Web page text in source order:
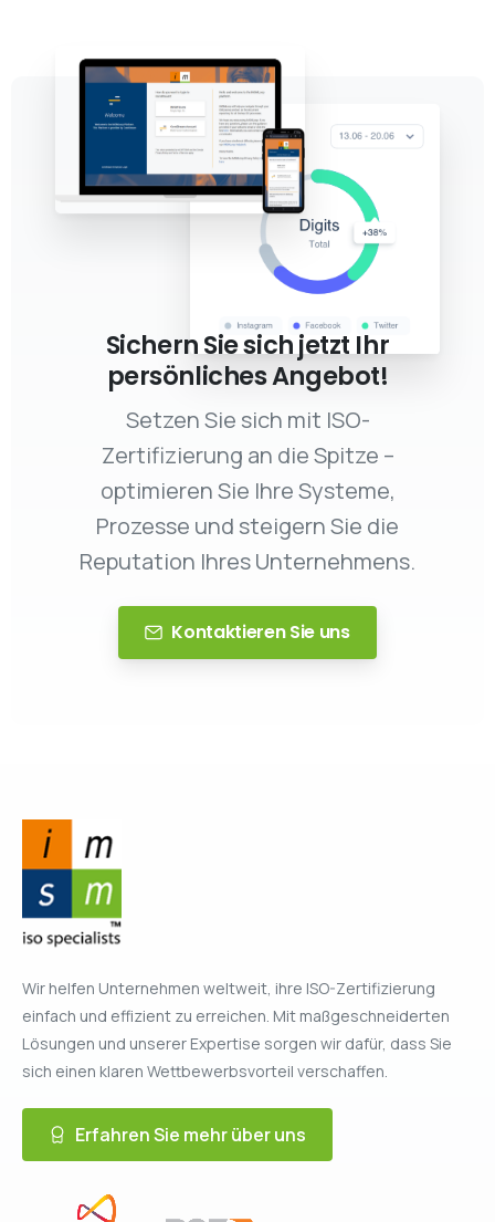
Sichern Sie sich jetzt Ihr
persönliches Angebot!
Setzen Sie sich mit ISO-
Zertifizierung an die Spitze –
optimieren Sie Ihre Systeme,
Prozesse und steigern Sie die
Reputation Ihres Unternehmens.
Kontaktieren Sie uns
Wir helfen Unternehmen weltweit, ihre ISO-Zertifizierung
einfach und effizient zu erreichen. Mit maßgeschneiderten
Lösungen und unserer Expertise sorgen wir dafür, dass Sie
sich einen klaren Wettbewerbsvorteil verschaffen.
Erfahren Sie mehr über uns